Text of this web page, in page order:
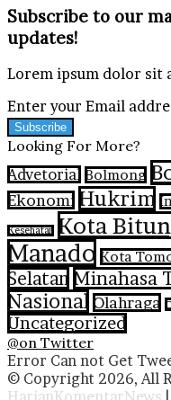
Subscribe to our
updates!
Lorem ipsum dolor sit
Enter your Email
Looking For More?
Advetorial Bolmong
Ekonomi Hukrim
Kesehatan Kota
Manado Kota
Selatan Minahasa
Nasional Olahraga
Uncategorized
@on Twitter
Error Can not Get
© Copyright 2026, All